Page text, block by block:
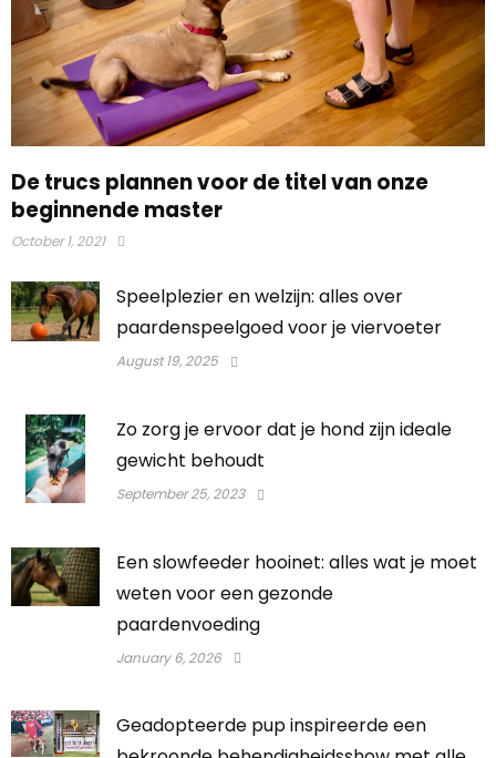
De trucs plannen voor de titel van onze
beginnende master
October 1, 2021
Speelplezier en welzijn: alles over
paardenspeelgoed voor je viervoeter
August 19, 2025
Zo zorg je ervoor dat je hond zijn ideale
gewicht behoudt
September 25, 2023
Een slowfeeder hooinet: alles wat je moet
weten voor een gezonde
paardenvoeding
January 6, 2026
Geadopteerde pup inspireerde een